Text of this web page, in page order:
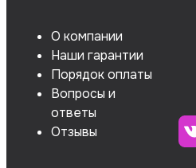
О компании
Наши гарантии
Порядок оплаты
Вопросы и
ответы
Отзывы